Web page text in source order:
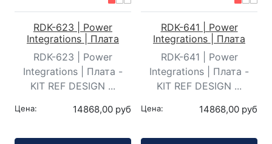
RDK-623 | Power
Integrations | Плата
RDK-623 | Power
Integrations | Плата -
KIT REF DESIGN ...
Цена: 14868,00 руб
RDK-641 | Power
Integrations | Плата
RDK-641 | Power
Integrations | Плата -
KIT REF DESIGN ...
Цена: 14868,00 руб